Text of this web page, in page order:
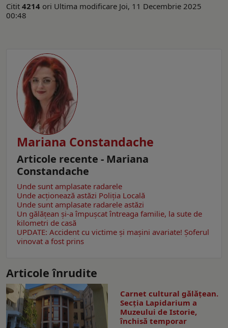
Citit 4214 ori Ultima modificare Joi, 11 Decembrie 2025
00:48
Mariana Constandache
Articole recente - Mariana
Constandache
Unde sunt amplasate radarele
Unde acționează astăzi Poliția Locală
Unde sunt amplasate radarele astăzi
Un gălăţean și-a împușcat întreaga familie, la sute de
kilometri de casă
UPDATE: Accident cu victime și mașini avariate! Șoferul
vinovat a fost prins
Articole înrudite
Carnet cultural gălăţean.
Secţia Lapidarium a
Muzeului de Istorie,
închisă temporar